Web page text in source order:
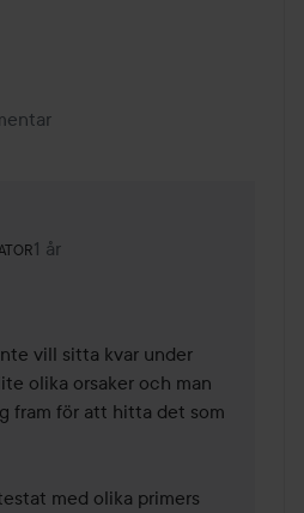
roll: Lyko Creator.
1 år
Kommentaren lades 1 år
vill sitta kvar under
olika orsaker och man
fram för att hitta det som
med olika primers